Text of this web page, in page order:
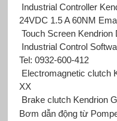
Industrial Controller
24VDC 1.5 A 60NM
Touch Screen Kendrion
Industrial Control
Tel: 0932-600-412
Electromagnetic clutch
XX
Brake clutch Kendrion
Bơm dẫn động từ